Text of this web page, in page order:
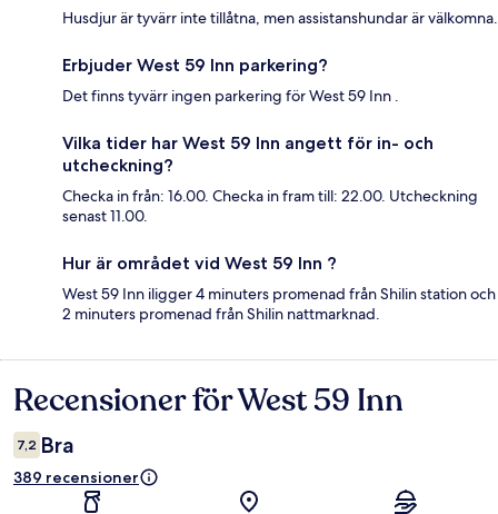
Husdjur är tyvärr inte tillåtna, men assistanshundar är välkomna.
Erbjuder West 59 Inn parkering?
Det finns tyvärr ingen parkering för West 59 Inn .
Vilka tider har West 59 Inn angett för in- och
utcheckning?
Checka in från: 16.00. Checka in fram till: 22.00. Utcheckning
senast 11.00.
Hur är området vid West 59 Inn ?
West 59 Inn iligger 4 minuters promenad från Shilin station och
2 minuters promenad från Shilin nattmarknad.
Recensioner
Recensioner för West 59 Inn
7,2 Bra
389 recensioner